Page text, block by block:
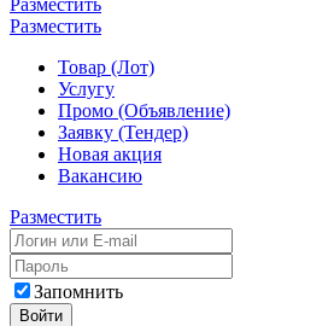
Разместить
Разместить
Товар (Лот)
Услугу
Промо (Объявление)
Заявку (Тендер)
Новая акция
Вакансию
Разместить
Запомнить
Войти